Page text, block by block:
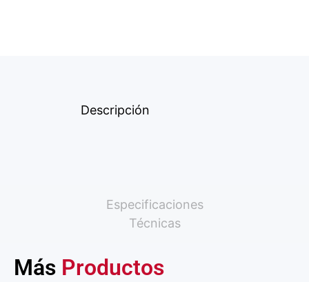
Descripción
Especificaciones
Técnicas
Más Productos